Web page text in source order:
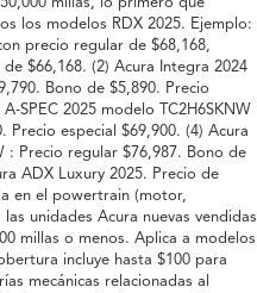
los modelos RDX 2025. Ejemplo:
precio regular de $68,168,
$66,168. (2) Acura Integra 2024
Bono de $5,890. Precio
SPEC 2025 modelo TC2H6SKNW
Precio especial $69,900. (4) Acura
: Precio regular $76,987. Bono de
ADX Luxury 2025. Precio de
en el powertrain (motor,
unidades Acura nuevas vendidas
millas o menos. Aplica a modelos
incluye hasta $100 para
mecánicas relacionadas al